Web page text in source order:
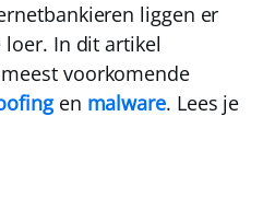
liggen er
loer. In dit artikel
voorkomende
en malware. Lees je